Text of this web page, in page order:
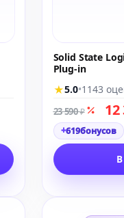
Solid State
Plug-in
★5.0•1143
23 590₽ 12
+619бонусов